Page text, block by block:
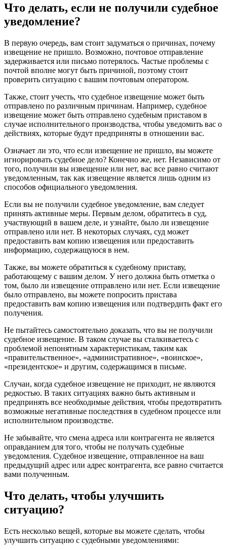
Что делать, если не получили судебное
уведомление?
В первую очередь, вам стоит задуматься о причинах, почему
извещение не пришло. Возможно, почтовое отправление
задерживается или письмо потерялось. Частые проблемы с
почтой вполне могут быть причиной, поэтому стоит
проверить ситуацию с вашим почтовым оператором.
Также, стоит учесть, что судебное извещение может быть
отправлено по различным причинам. Например, судебное
извещение может быть отправлено судебным приставом в
случае исполнительного производства, чтобы уведомить вас о
действиях, которые будут предприняты в отношении вас.
Означает ли это, что если извещение не пришло, вы можете
игнорировать судебное дело? Конечно же, нет. Независимо от
того, получили вы извещение или нет, вас все равно считают
уведомленным, так как извещение является лишь одним из
способов официального уведомления.
Если вы не получили судебное уведомление, вам следует
принять активные меры. Первым делом, обратитесь в суд,
участвующий в вашем деле, и узнайте, было ли извещение
отправлено или нет. В некоторых случаях, суд может
предоставить вам копию извещения или предоставить
информацию, содержащуюся в нем.
Также, вы можете обратиться к судебному приставу,
работающему с вашим делом. У него должна быть отметка о
том, было ли извещение отправлено или нет. Если извещение
было отправлено, вы можете попросить пристава
предоставить вам копию извещения или подтвердить факт его
получения.
Не пытайтесь самостоятельно доказать, что вы не получили
судебное извещение. В таком случае вы сталкиваетесь с
проблемой непонятным характеристикам, таким как
«правительственное», «административное», «воинское»,
«президентское» и другим, содержащимся в письме.
Случаи, когда судебное извещение не приходит, не являются
редкостью. В таких ситуациях важно быть активным и
предпринять все необходимые действия, чтобы предотвратить
возможные негативные последствия в судебном процессе или
исполнительном производстве.
Не забывайте, что смена адреса или контрагента не является
оправданием для того, чтобы не получать судебные
уведомления. Судебное извещение, отправленное на ваш
предыдущий адрес или адрес контрагента, все равно считается
вами полученным.
Что делать, чтобы улучшить
ситуацию?
Есть несколько вещей, которые вы можете сделать, чтобы
улучшить ситуацию с судебными уведомлениями: